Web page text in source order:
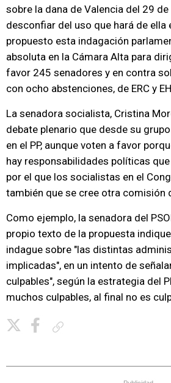
sobre la dana de Valencia del 29
desconfiar del uso que hará de ella
propuesto esta indagación
absoluta en la Cámara Alta para
favor 245 senadores y en contra
con ocho abstenciones, de ERC y
La senadora socialista, Cristina
debate plenario que desde su
en el PP, aunque voten a favor
hay responsabilidades políticas
por el que los socialistas en el
también que se cree otra comisión
Como ejemplo, la senadora del
propio texto de la propuesta
indague sobre "las distintas
implicadas", en un intento de
culpables", según la estrategia del
muchos culpables, al final no es